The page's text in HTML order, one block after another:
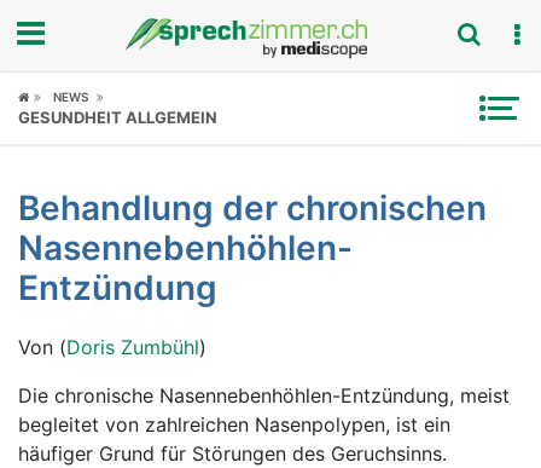
Fokus
Symptome
Untersuchungen
News
Ratgeber
Rubriken
NEWS
GESUNDHEIT ALLGEMEIN
Behandlung der chronischen
Nasennebenhöhlen-
Entzündung
Von (Doris Zumbühl)
Die chronische Nasennebenhöhlen-Entzündung, meist
begleitet von zahlreichen Nasenpolypen, ist ein
häufiger Grund für Störungen des Geruchsinns.